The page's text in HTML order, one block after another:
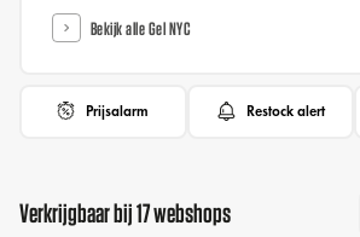
Bekijk alle Gel NYC
Prijsalarm Restock alert
Verkrijgbaar bij 17 webshops